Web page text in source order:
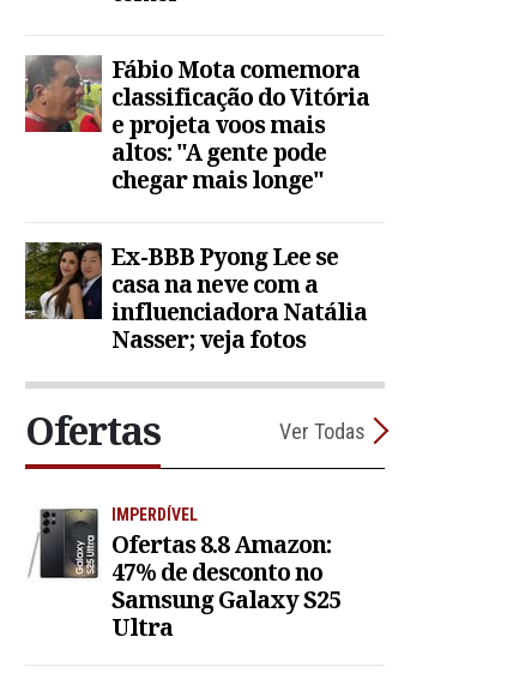
Fábio Mota comemora
classificação do Vitória
e projeta voos mais
altos: "A gente pode
chegar mais longe"
Ex-BBB Pyong Lee se
casa na neve com a
influenciadora Natália
Nasser; veja fotos
Ofertas Ver Todas
IMPERDÍVEL
Ofertas 8.8 Amazon:
47% de desconto no
Samsung Galaxy S25
Ultra